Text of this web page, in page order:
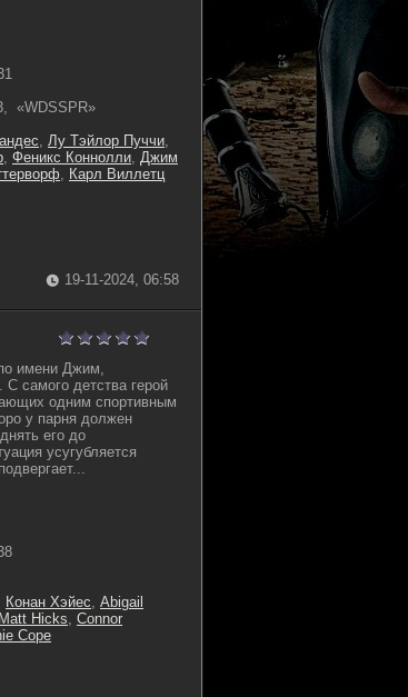
«WDSSPR»
, Лу Тэйлор Пуччи,
, Феникс Коннолли, Джим
, Карл Виллетц
19-11-2024, 06:58
имени Джим,
самого детства герой
одним спортивным
у парня должен
его до
усугубляется
Конан Хэйес, Abigail
Matt Hicks, Connor
Cope